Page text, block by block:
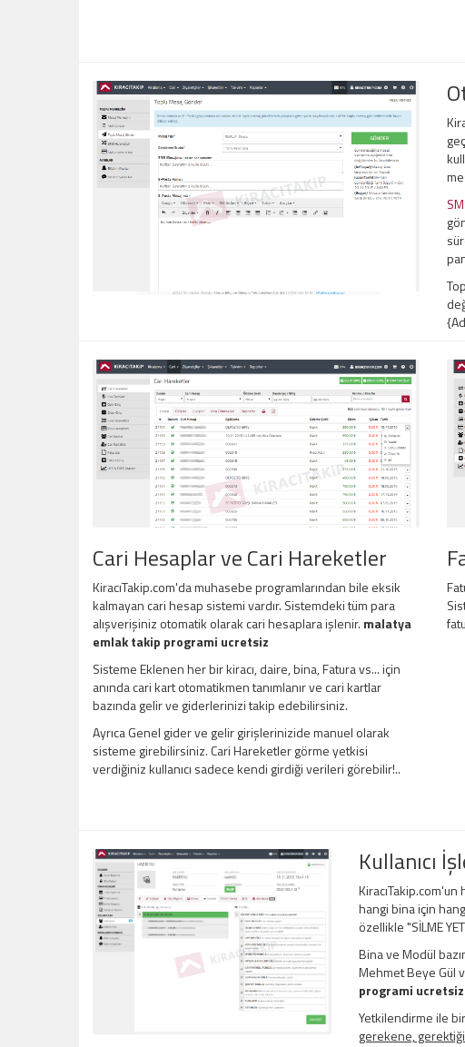
Cari Hesaplar ve Cari Hareketler
KiracıTakip.com'da muhasebe programlarından bile eksik
kalmayan cari hesap sistemi vardır. Sistemdeki tüm para
alışverişiniz otomatik olarak cari hesaplara işlenir. malatya
emlak takip programi ucretsiz
Sisteme Eklenen her bir kiracı, daire, bina, Fatura vs... için
anında cari kart otomatikmen tanımlanır ve cari kartlar
bazında gelir ve giderlerinizi takip edebilirsiniz.
Ayrıca Genel gider ve gelir girişlerinizide manuel olarak
sisteme girebilirsiniz. Cari Hareketler görme yetkisi
verdiğiniz kullanıcı sadece kendi girdiği verileri görebilir!..
Kullanıcı
hangi bina için
özellikle "SİLME
Bina ve Modül
Mehmet Beye Gül
programi ucretsiz
Yetkilendirme ile
gerekene,